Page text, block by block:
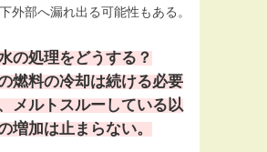
外部へ漏れ出る可能性もある。
の処理をどうする？
燃料の冷却は続ける必要
メルトスルーしている以
増加は止まらない。